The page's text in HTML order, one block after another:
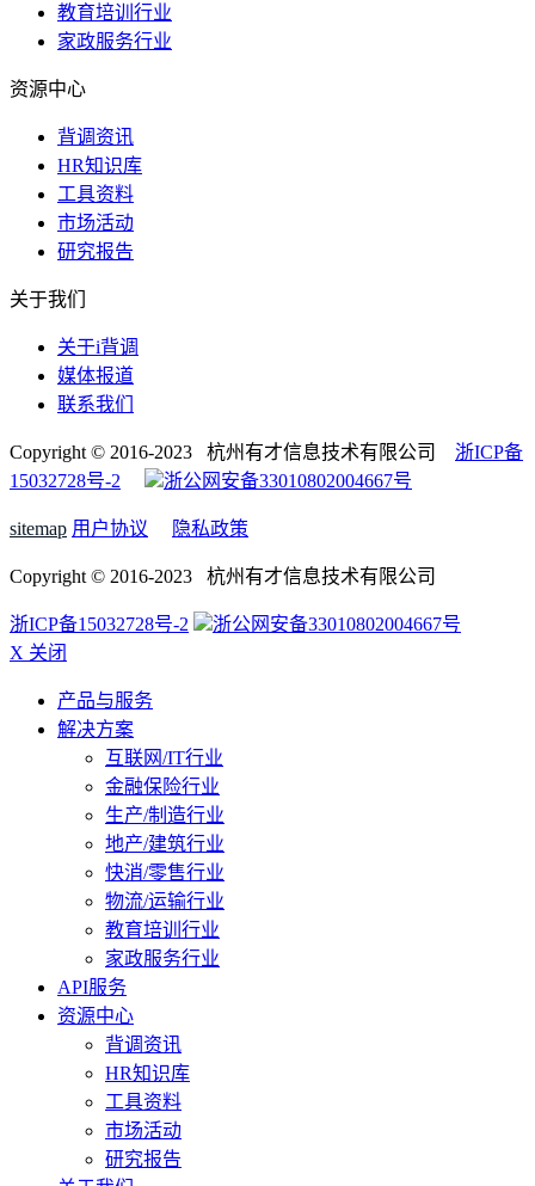
教育培训行业
家政服务行业
资源中心
背调资讯
HR知识库
工具资料
市场活动
研究报告
关于我们
关于i背调
媒体报道
联系我们
Copyright © 2016-2023 杭州有才信息技术有限公司 浙ICP备
15032728号-2
浙公网安备33010802004667号
sitemap 用户协议 隐私政策
Copyright © 2016-2023 杭州有才信息技术有限公司
浙ICP备15032728号-2
浙公网安备33010802004667号
X 关闭
产品与服务
解决方案
互联网/IT行业
金融保险行业
生产/制造行业
地产/建筑行业
快消/零售行业
物流/运输行业
教育培训行业
家政服务行业
API服务
资源中心
背调资讯
HR知识库
工具资料
市场活动
研究报告